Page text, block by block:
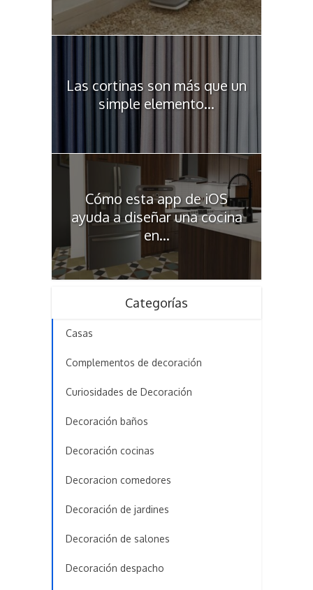
Las cortinas son más que un
simple elemento...
Cómo esta app de iOS
ayuda a diseñar una cocina
en...
Categorías
Casas
Complementos de decoración
Curiosidades de Decoración
Decoración baños
Decoración cocinas
Decoracion comedores
Decoración de jardines
Decoración de salones
Decoración despacho